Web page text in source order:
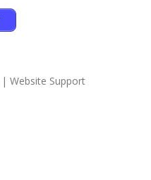
| Website Support